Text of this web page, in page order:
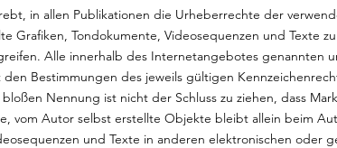
in allen Publikationen die Urheberrechte der
Grafiken, Tondokumente, Videosequenzen und Texte
Alle innerhalb des Internetangebotes
den Bestimmungen des jeweils gültigen
Nennung ist nicht der Schluss zu ziehen, dass
vom Autor selbst erstellte Objekte bleibt allein beim
und Texte in anderen elektronischen